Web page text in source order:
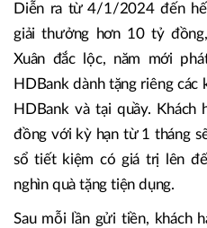
Diễn ra từ 4/1/2024 đến
giải thưởng hơn 10 tỷ
Xuân đắc lộc, năm mới
HDBank dành tặng riêng
HDBank và tại quầy.
đồng với kỳ hạn từ 1 tháng
sổ tiết kiệm có giá trị lên
nghìn quà tặng tiện dụng.
Sau mỗi lần gửi tiền, khách